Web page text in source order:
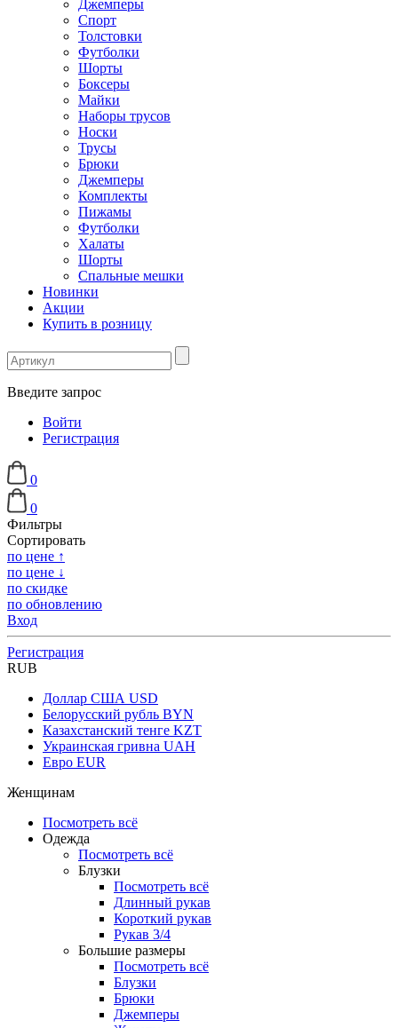
Джемперы
Спорт
Толстовки
Футболки
Шорты
Боксеры
Майки
Наборы трусов
Носки
Трусы
Брюки
Джемперы
Комплекты
Пижамы
Футболки
Халаты
Шорты
Спальные мешки
Новинки
Акции
Купить в розницу
Введите запрос
Войти
Регистрация
0
0
Фильтры
Сортировать
по цене ↑
по цене ↓
по скидке
по обновлению
Вход
Регистрация
RUB
Доллар США USD
Белорусский рубль BYN
Казахстанский тенге KZT
Украинская гривна UAH
Евро EUR
Женщинам
Посмотреть всё
Одежда
Посмотреть всё
Блузки
Посмотреть всё
Длинный рукав
Короткий рукав
Рукав 3/4
Большие размеры
Посмотреть всё
Блузки
Брюки
Джемперы